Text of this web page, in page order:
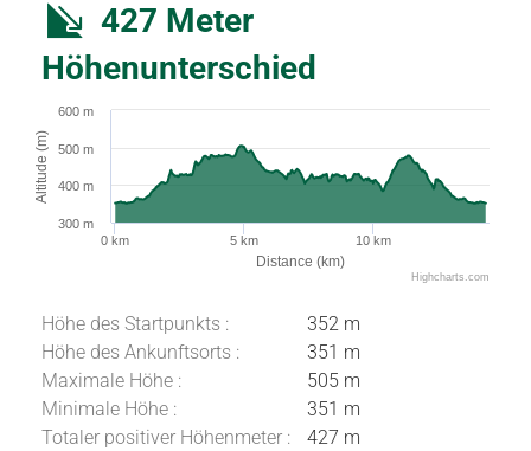
427 Meter
Höhenunterschied
Distance (km)
Altitude (m)
0 km 5 km 10 km
300 m
400 m
500 m
600 m
Highcharts.com
Höhe des Startpunkts :
352 m
Höhe des Ankunftsorts :
351 m
Maximale Höhe :
505 m
Minimale Höhe :
351 m
Totaler positiver Höhenmeter :
427 m